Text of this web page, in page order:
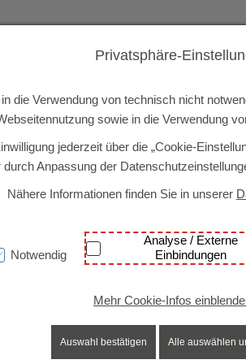
Privatsphäre-
die Verwendung von technisch nicht
sowie in die Verwendung
jederzeit über die „Cookie-
Anpassung der
Nähere Informationen finden Sie in unserer
Notwendig
Analyse / Externe
Einbindungen
Mehr Cookie-Infos
Auswahl bestätigen Alle auswählen